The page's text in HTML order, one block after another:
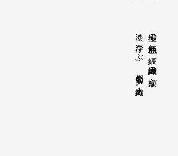
極上の無地や縞。綾織の文様が
淡く浮かぶ、都会的な八丈織。